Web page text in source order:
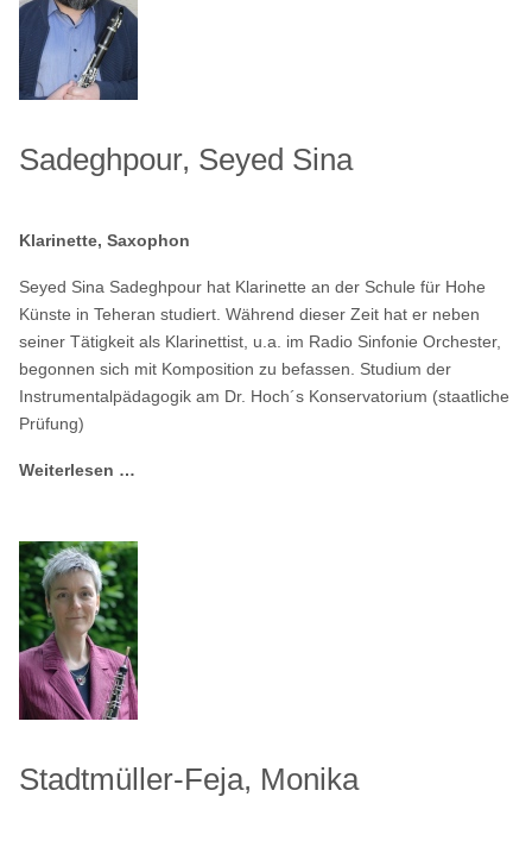
Sadeghpour, Seyed Sina
Klarinette, Saxophon
Seyed Sina Sadeghpour hat Klarinette an der Schule für Hohe
Künste in Teheran studiert. Während dieser Zeit hat er neben
seiner Tätigkeit als Klarinettist, u.a. im Radio Sinfonie Orchester,
begonnen sich mit Komposition zu befassen. Studium der
Instrumentalpädagogik am Dr. Hoch´s Konservatorium (staatliche
Prüfung)
Weiterlesen …
Stadtmüller-Feja, Monika